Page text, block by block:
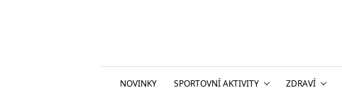
NOVINKY SPORTOVNÍ AKTIVITY ZDRAVÍ